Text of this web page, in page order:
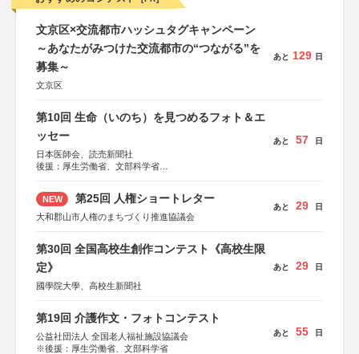
文京区×交流都市ハッシュタグキャンペーン
～あなたがみつけた交流都市の“つながる”を
募集～
文京区
あと 129 日
第10回 生命（いのち）を見つめるフォト＆エ
ッセー
日本医師会、読売新聞社
後援：厚生労働省、文部科学省
しん生命保険株式会社
あと 57 日
NEW 第25回 人権ショートレター
大和郡山市人権のまちづくり推進協議会
あと 29 日
第30回 全国高校生創作コンテスト《高校生限
定》
國學院大學、高校生新聞社
あと 29 日
第19回 介護作文・フォトコンテスト
公益社団法人 全国老人福祉施設協議会
※後援：厚生労働省、文部科学省
あと 55 日